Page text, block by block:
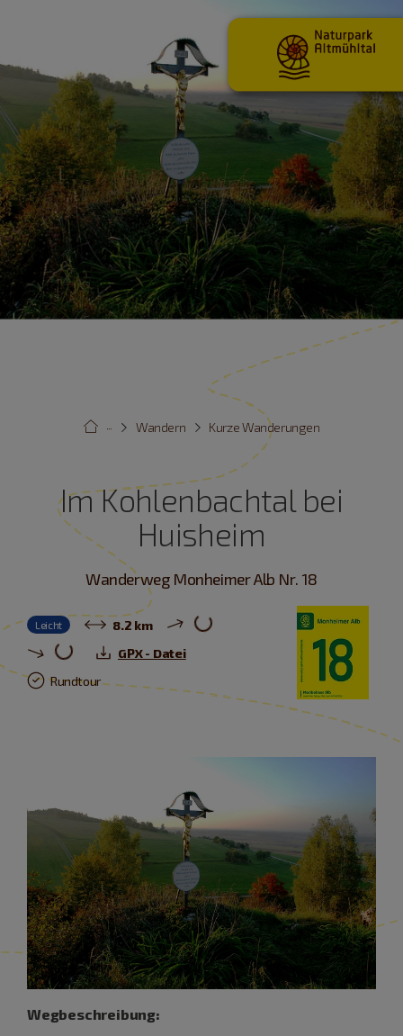
Kurze Wanderungen
Wandern
···
Im Kohlenbachtal bei
Huisheim
Wanderweg Monheimer Alb Nr. 18
Leicht
8.2 km
GPX - Datei
Rundtour
Wegbeschreibung: